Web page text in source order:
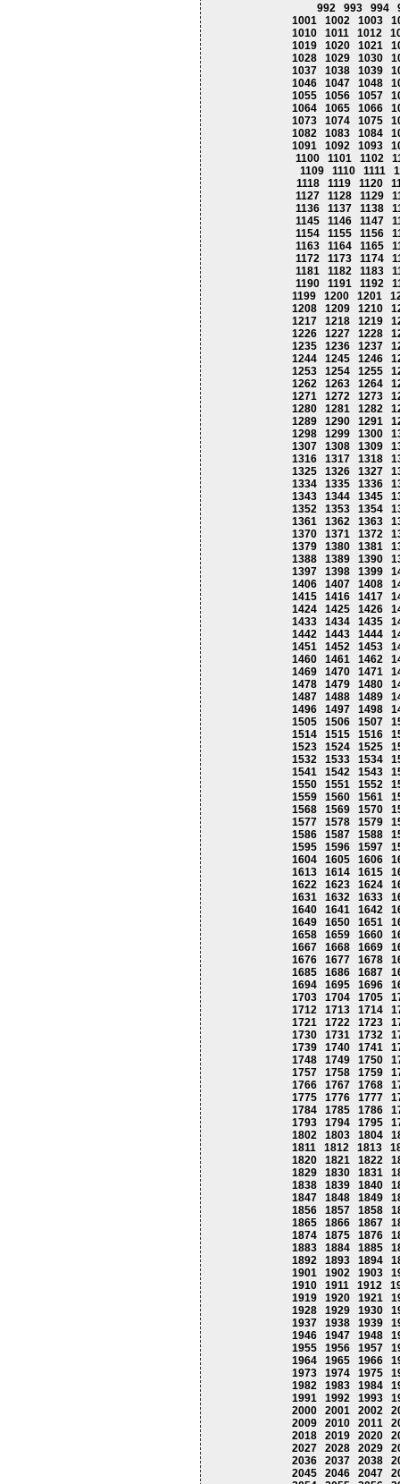
992
993 994
1001
1002 1003
1010
1011 1012
1019
1020 1021
1028
1029 1030
1037
1038 1039
1046
1047 1048
1055
1056 1057
1064
1065 1066
1073
1074 1075
1082
1083 1084
1091
1092 1093
1100
1101 1102
1109
1110 1111
1118
1119 1120
1127
1128 1129
1136
1137 1138
1145
1146 1147
1154
1155 1156
1163
1164 1165
1172
1173 1174
1181
1182 1183
1190
1191 1192
1199
1200 1201
1208
1209 1210
1217
1218 1219
1226
1227 1228
1235
1236 1237
1244
1245 1246
1253
1254 1255
1262
1263 1264
1271
1272 1273
1280
1281 1282
1289
1290 1291
1298
1299 1300
1307
1308 1309
1316
1317 1318
1325
1326 1327
1334
1335 1336
1343
1344 1345
1352
1353 1354
1361
1362 1363
1370
1371 1372
1379
1380 1381
1388
1389 1390
1397
1398 1399
1406
1407 1408
1415
1416 1417
1424
1425 1426
1433
1434 1435
1442
1443 1444
1451
1452 1453
1460
1461 1462
1469
1470 1471
1478
1479 1480
1487
1488 1489
1496
1497 1498
1505
1506 1507
1514
1515 1516
1523
1524 1525
1532
1533 1534
1541
1542 1543
1550
1551 1552
1559
1560 1561
1568
1569 1570
1577
1578 1579
1586
1587 1588
1595
1596 1597
1604
1605 1606
1613
1614 1615
1622
1623 1624
1631
1632 1633
1640
1641 1642
1649
1650 1651
1658
1659 1660
1667
1668 1669
1676
1677 1678
1685
1686 1687
1694
1695 1696
1703
1704 1705
1712
1713 1714
1721
1722 1723
1730
1731 1732
1739
1740 1741
1748
1749 1750
1757
1758 1759
1766
1767 1768
1775
1776 1777
1784
1785 1786
1793
1794 1795
1802
1803 1804
1811
1812 1813
1820
1821 1822
1829
1830 1831
1838
1839 1840
1847
1848 1849
1856
1857 1858
1865
1866 1867
1874
1875 1876
1883
1884 1885
1892
1893 1894
1901
1902 1903
1910
1911 1912
1919
1920 1921
1928
1929 1930
1937
1938 1939
1946
1947 1948
1955
1956 1957
1964
1965 1966
1973
1974 1975
1982
1983 1984
1991
1992 1993
2000
2001 2002
2009
2010 2011
2018
2019 2020
2027
2028 2029
2036
2037 2038
2045
2046 2047